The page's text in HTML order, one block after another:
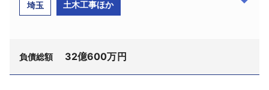
る売上高66億4673万円を計上していた。
キュートやヘルスケア関連など新しい分野の商品の
85億円。
か神戸および高松に関連の販売会社を立ち上げ、こ
号:1021001052507 、横須賀市浦郷町5－2931、設
算開始決定を受けた。負債総額は約34億円。
当社は平成25年12月、横須賀市内の産業廃棄物処
埼玉 土木工事ほか
負債総額 32億600万円